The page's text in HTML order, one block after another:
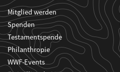
Mitglied werden
Spenden
Testamentspende
Philanthropie
WWF-Events